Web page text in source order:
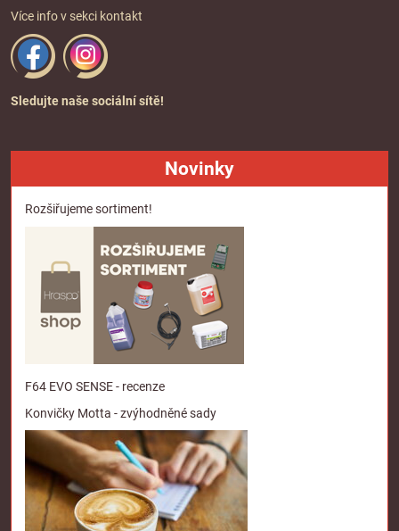
Více info v sekci kontakt
Sledujte naše sociální sítě!
Novinky
Rozšiřujeme sortiment!
F64 EVO SENSE - recenze
Konvičky Motta - zvýhodněné sady